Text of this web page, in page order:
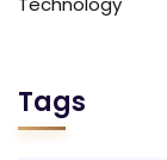
Tags